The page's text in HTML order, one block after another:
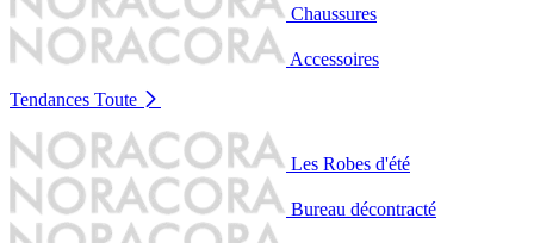
Chaussures
Accessoires
Tendances Toute
Les Robes d'été
Bureau décontracté